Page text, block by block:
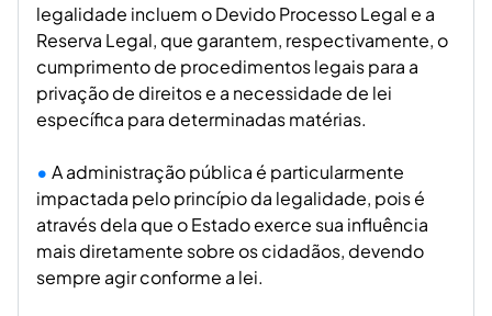
legalidade incluem o Devido Processo Legal e a
Reserva Legal, que garantem, respectivamente, o
cumprimento de procedimentos legais para a
privação de direitos e a necessidade de lei
específica para determinadas matérias.
A administração pública é particularmente
impactada pelo princípio da legalidade, pois é
através dela que o Estado exerce sua influência
mais diretamente sobre os cidadãos, devendo
sempre agir conforme a lei.